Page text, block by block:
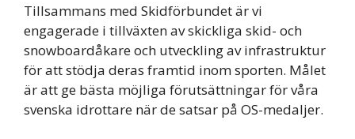
Tillsammans med Skidförbundet är vi
engagerade i tillväxten av skickliga skid- och
snowboardåkare och utveckling av infrastruktur
för att stödja deras framtid inom sporten. Målet
är att ge bästa möjliga förutsättningar för våra
svenska idrottare när de satsar på OS-medaljer.